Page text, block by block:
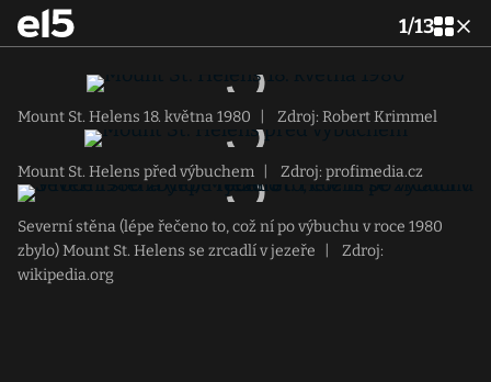
1/13
Mount St. Helens 18. května 1980 Zdroj: Robert Krimmel
Mount St. Helens před výbuchem Zdroj: profimedia.cz
Severní stěna (lépe řečeno to, což ní po výbuchu v roce 1980
zbylo) Mount St. Helens se zrcadlí v jezeře
Zdroj:
wikipedia.org